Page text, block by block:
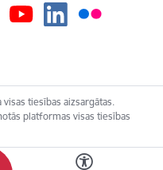
tiesības aizsargātas.
platformas visas tiesības